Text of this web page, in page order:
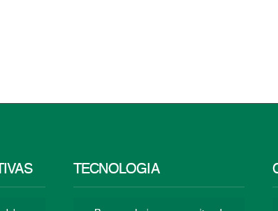
TECNOLOGÍA